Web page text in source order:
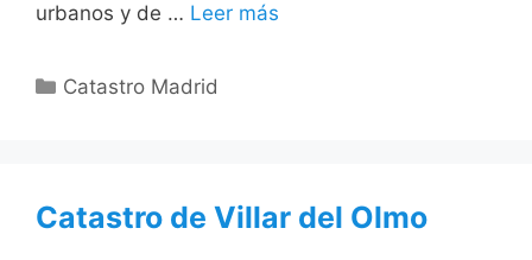
urbanos y de … Leer más
Categorías
Catastro Madrid
Catastro de Villar del Olmo